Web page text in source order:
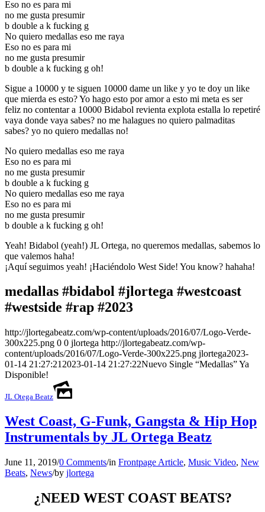
Eso no es para mi
no me gusta presumir
b double a k fucking g
No quiero medallas eso me raya
Eso no es para mi
no me gusta presumir
b double a k fucking g oh!
Sigue a 10000 y te siguen 10000 dame un like y yo te doy un like
que mierda es esto? Yo hago esto por amor a esto mi meta es ser
feliz no contentar a 10000 Bidabol revienta explota estalla lo repetiré
vaya donde vaya sabes? no me halagues no quiero palmaditas
sabes? yo no quiero medallas no!
No quiero medallas eso me raya
Eso no es para mi
no me gusta presumir
b double a k fucking g
No quiero medallas eso me raya
Eso no es para mi
no me gusta presumir
b double a k fucking g oh!
Yeah! Bidabol (yeah!) JL Ortega, no queremos medallas, sabemos lo
que valemos haha!
¡Aquí seguimos yeah! ¡Haciéndolo West Side! You know? hahaha!
medallas #bidabol #jlortega #westcoast
#westside #rap #2023
http://jlortegabeatz.com/wp-content/uploads/2016/07/Logo-Verde-
300x225.png 0 0 jlortega http://jlortegabeatz.com/wp-
content/uploads/2016/07/Logo-Verde-300x225.png jlortega2023-
01-14 21:27:21 2023-01-14 21:27:22Nuevo Single “Medallas” Ya
Disponible!
JL Otega Beatz
West Coast, G-Funk, Gangsta & Hip Hop
Instrumentals by JL Ortega Beatz
June 11, 2019/0 Comments/in Frontpage Article, Music Video, New
Beats, News/by jlortega
¿NEED WEST COAST BEATS?